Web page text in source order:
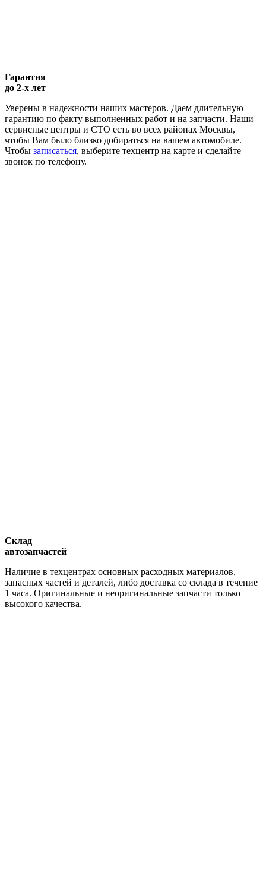
Гарантия
до 2-х лет
Уверены в надежности наших мастеров. Даем длительную
гарантию по факту выполненных работ и на запчасти. Наши
сервисные центры и СТО есть во всех районах Москвы,
чтобы Вам было близко добираться на вашем автомобиле.
Чтобы записаться, выберите техцентр на карте и сделайте
звонок по телефону.
Склад
автозапчастей
Наличие в техцентрах основных расходных материалов,
запасных частей и деталей, либо доставка со склада в течение
1 часа. Оригинальные и неоригинальные запчасти только
высокого качества.